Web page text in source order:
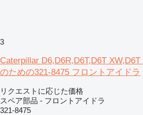
3
Caterpillar D6,D6R,D6T,D6T
のための321-8475 フロントアイドラ
リクエストに応じた価格
スペア部品 - フロントアイドラ
321-8475